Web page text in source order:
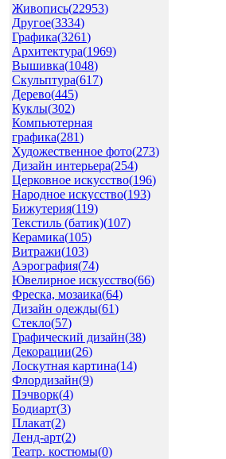
Живопись(22953)
Другое(3334)
Графика(3261)
Архитектура(1969)
Вышивка(1048)
Скульптура(617)
Дерево(445)
Куклы(302)
Компьютерная
графика(281)
Художественное фото(273)
Дизайн интерьера(254)
Церковное искусство(196)
Народное искусство(193)
Бижутерия(119)
Текстиль (батик)(107)
Керамика(105)
Витражи(103)
Аэрография(74)
Ювелирное искусство(66)
Фреска, мозаика(64)
Дизайн одежды(61)
Стекло(57)
Графический дизайн(38)
Декорации(26)
Лоскутная картина(14)
Флордизайн(9)
Пэчворк(4)
Бодиарт(3)
Плакат(2)
Ленд-арт(2)
Театр. костюмы(0)